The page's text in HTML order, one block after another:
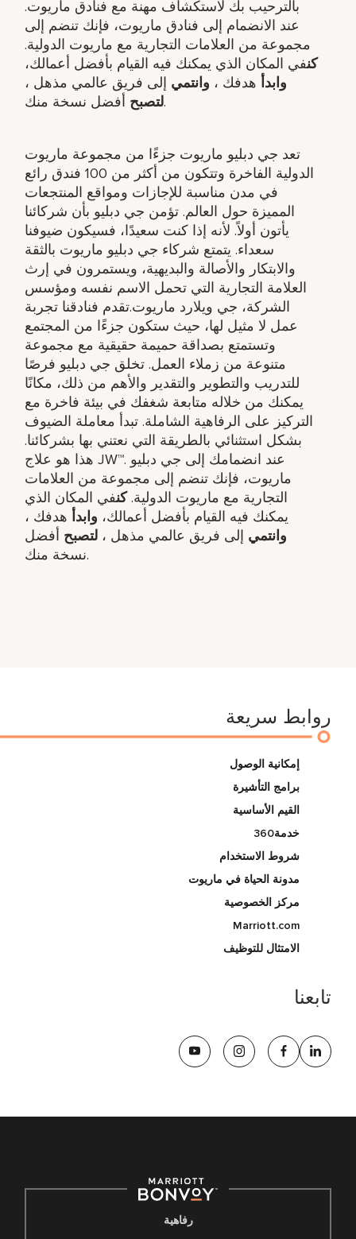
بالترحيب بك لاستكشاف مهنة مع فنادق ماريوت.
عند الانضمام إلى فنادق ماريوت، فإنك تنضم إلى
مجموعة من العلامات التجارية مع ماريوت الدولية.
كنفي المكان الذي يمكنك فيه القيام بأفضل أعمالك،
وابدأ هدفك ​، وانتمي إلى فريق عالمي مذهل ​،
لتصبحأفضل نسخة منك.
تعد جي دبليو ماريوت جزءًا من مجموعة ماريوت
الدولية الفاخرة وتتكون من أكثر من 100 فندق رائع
في مدن مناسبة للإجازات ومواقع المنتجعات
المميزة حول العالم. تؤمن جي دبليو بأن شركائنا
يأتون أولاً. لأنه إذا كنت سعيدًا، فسيكون ضيوفنا
سعداء. يتمتع شركاء جي دبليو ماريوت بالثقة
والابتكار والأصالة والبديهية، ويستمرون في إرث
العلامة التجارية التي تحمل الاسم نفسه ومؤسس
الشركة، جي ويلارد ماريوت.تقدم فنادقنا تجربة
عمل لا مثيل لها، حيث ستكون جزءًا من المجتمع
وتستمتع بصداقة حميمة حقيقية مع مجموعة
متنوعة من زملاء العمل. تخلق جي دبليو فرصًا
للتدريب والتطوير والتقدير والأهم من ذلك، مكانًا
يمكنك من خلاله متابعة شغفك في بيئة فاخرة مع
التركيز على الرفاهية الشاملة. تبدأ معاملة الضيوف
بشكل استثنائي بالطريقة التي نعتني بها بشركائنا.
هذا هو علاج JW™. عند انضمامك إلى جي دبليو
ماريوت، فإنك تنضم إلى مجموعة من العلامات
التجارية مع ماريوت الدولية.كنفي المكان الذي
يمكنك فيه القيام بأفضل أعمالك، وابدأ هدفك ​،
وانتمي إلى فريق عالمي مذهل ​، لتصبح أفضل
نسخة منك.
روابط سريعة
إمكانية الوصول
برامج التأشيرة
القيم الأساسية
خدمة360
شروط الاستخدام
مدونة الحياة في ماريوت
مركز الخصوصية
Marriott.com
الامتثال للتوظيف
تابعنا
رفاهية